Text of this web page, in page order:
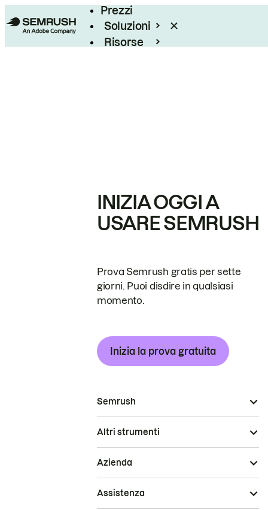
Prezzi
Soluzioni
Risorse
INIZIA OGGI A
USARE SEMRUSH
Prova Semrush gratis per sette
giorni. Puoi disdire in qualsiasi
momento.
Inizia la prova gratuita
Semrush
Altri strumenti
Azienda
Assistenza